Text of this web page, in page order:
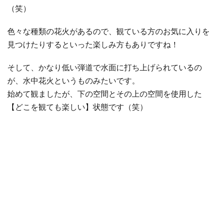
（笑）
色々な種類の花火があるので、観ている方のお気に入りを
見つけたりするといった楽しみ方もありですね！
そして、かなり低い弾道で水面に打ち上げられているの
が、水中花火というものみたいです。
始めて観ましたが、下の空間とその上の空間を使用した
【どこを観ても楽しい】状態です（笑）